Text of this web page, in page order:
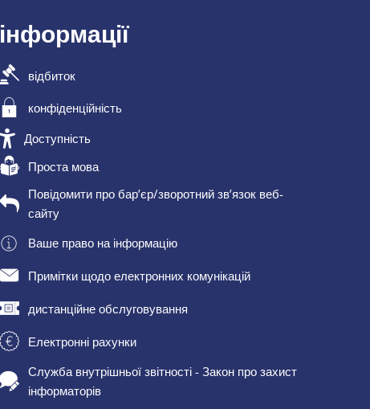
інформації
відбиток
конфіденційність
Доступність
Проста мова
Повідомити про бар’єр/зворотний зв’язок веб-
сайту
Ваше право на інформацію
Примітки щодо електронних комунікацій
дистанційне обслуговування
Електронні рахунки
Служба внутрішньої звітності - Закон про захист
інформаторів